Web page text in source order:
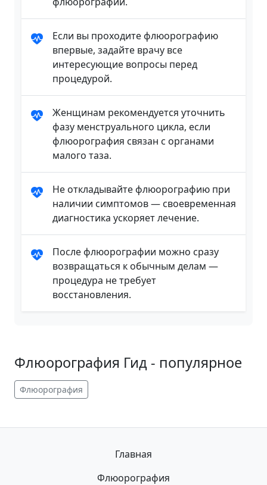
Если вы проходите флюорографию
впервые, задайте врачу все
интересующие вопросы перед
процедурой.
Женщинам рекомендуется уточнить
фазу менструального цикла, если
флюорография связан с органами
малого таза.
Не откладывайте флюорографию при
наличии симптомов — своевременная
диагностика ускоряет лечение.
После флюорографии можно сразу
возвращаться к обычным делам —
процедура не требует
восстановления.
Флюорография Гид - популярное
Флюорография
Главная
Флюорография